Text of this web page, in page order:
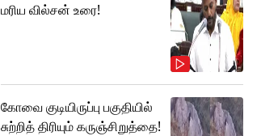
மரிய வில்சன் உரை!
கோவை குடியிருப்பு பகுதியில்
சுற்றித் திரியும் கருஞ்சிறுத்தை!